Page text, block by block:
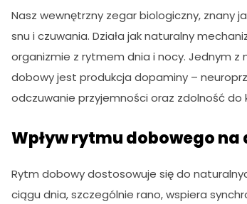
Nasz wewnętrzny zegar biologiczny, znany
snu i czuwania. Działa jak naturalny
organizmie z rytmem dnia i nocy. Jednym
dobowy jest produkcja dopaminy –
odczuwanie przyjemności oraz zdolność do
Wpływ rytmu dobowego
Rytm dobowy dostosowuje się do
ciągu dnia, szczególnie rano, wspiera